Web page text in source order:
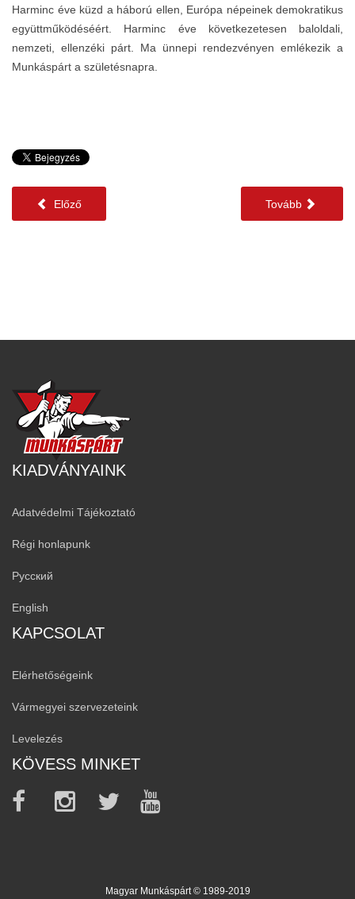
Harminc éve küzd a háború ellen, Európa népeinek demokratikus
együttműködéséért. Harminc éve következetesen baloldali,
nemzeti, ellenzéki párt. Ma ünnepi rendezvényen emlékezik a
Munkáspárt a születésnapra.
Előző Tovább
KIADVÁNYAINK
Adatvédelmi Tájékoztató
Régi honlapunk
Русский
English
KAPCSOLAT
Elérhetőségeink
Vármegyei szervezeteink
Levelezés
KÖVESS MINKET
Magyar Munkáspárt © 1989-2019